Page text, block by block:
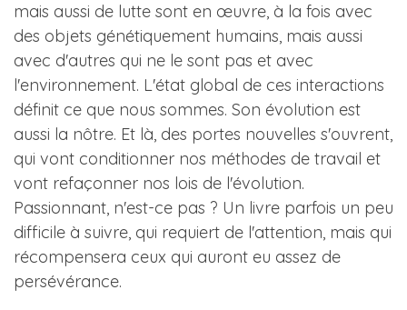
mais aussi de lutte sont en œuvre, à la fois avec
des objets génétiquement humains, mais aussi
avec d'autres qui ne le sont pas et avec
l'environnement. L'état global de ces interactions
définit ce que nous sommes. Son évolution est
aussi la nôtre. Et là, des portes nouvelles s'ouvrent,
qui vont conditionner nos méthodes de travail et
vont refaçonner nos lois de l'évolution.
Passionnant, n'est-ce pas ? Un livre parfois un peu
difficile à suivre, qui requiert de l'attention, mais qui
récompensera ceux qui auront eu assez de
persévérance.